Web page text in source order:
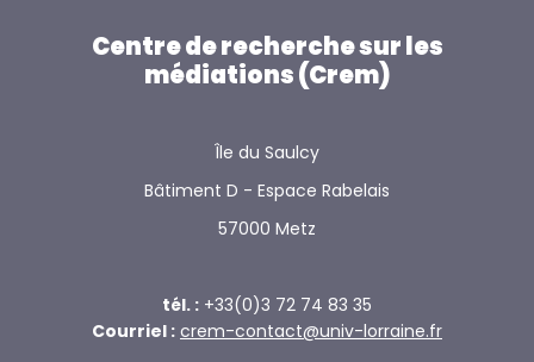
Centre de recherche sur les
médiations (Crem)
Île du Saulcy
Bâtiment D - Espace Rabelais
57000 Metz
tél. : +33(0)3 72 74 83 35
Courriel : crem-contact@univ-lorraine.fr